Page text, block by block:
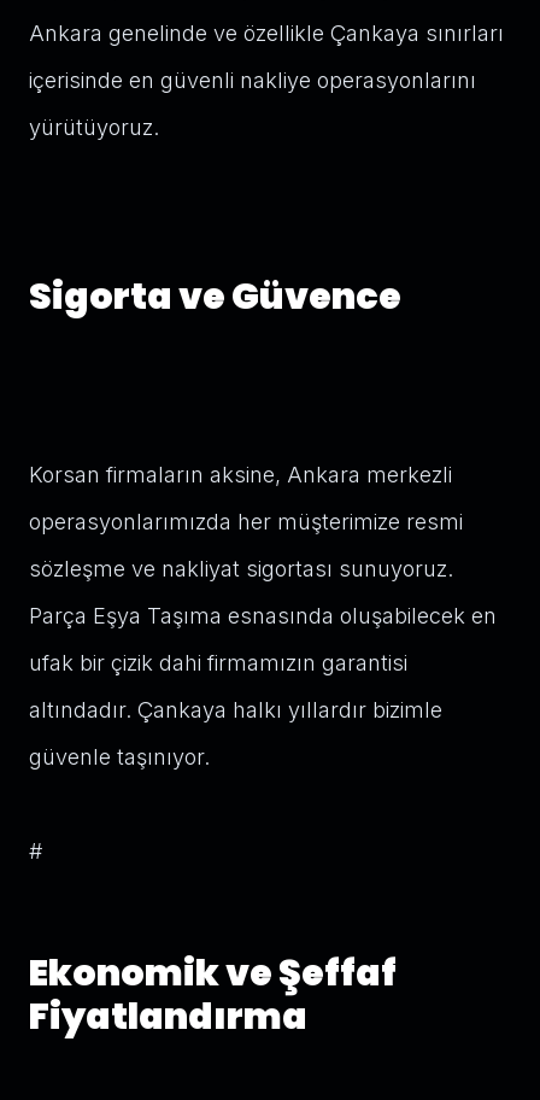
Ankara genelinde ve özellikle Çankaya sınırları
içerisinde en güvenli nakliye operasyonlarını
yürütüyoruz.
Sigorta ve Güvence
Korsan firmaların aksine, Ankara merkezli
operasyonlarımızda her müşterimize resmi
sözleşme ve nakliyat sigortası sunuyoruz.
Parça Eşya Taşıma esnasında oluşabilecek en
ufak bir çizik dahi firmamızın garantisi
altındadır. Çankaya halkı yıllardır bizimle
güvenle taşınıyor.
#
Ekonomik ve Şeffaf
Fiyatlandırma